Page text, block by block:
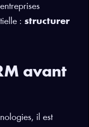
: structurer
avant
il est